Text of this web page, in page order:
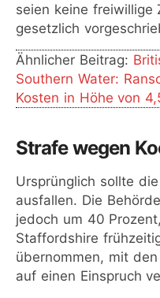
seien keine freiwillige
gesetzlich
Ähnlicher Beitrag:
Southern Water:
Kosten in Höhe von
Strafe wegen
Ursprünglich sollte
ausfallen. Die
jedoch um 40
Staffordshire
übernommen, mit
auf einen Einspruch